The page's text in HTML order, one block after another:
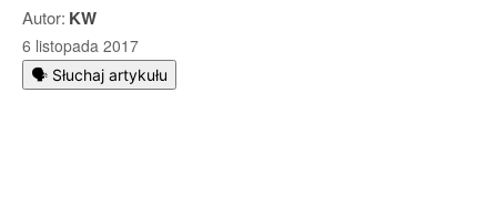
Autor: KW
6 listopada 2017
🗣️ Słuchaj artykułu